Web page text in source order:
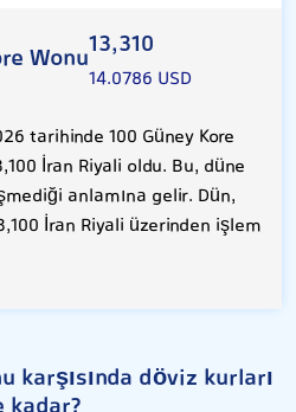
Wonu13,310
14.0786 USD
tarihinde 100 Güney Kore
İran Riyali oldu. Bu, düne
anlamına gelir. Dün,
İran Riyali üzerinden işlem
karşısında döviz kurları